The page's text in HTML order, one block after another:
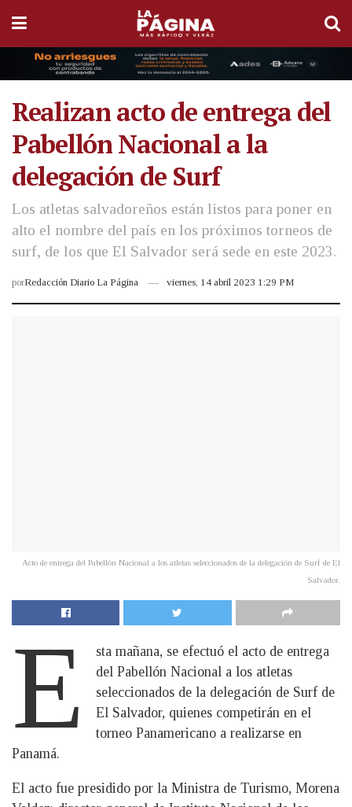
Realizan acto de entrega del
Pabellón Nacional a la
delegación de Surf
Los atletas salvadoreños están listos para poner en
alto el nombre del país en los próximos torneos de
surf, de los que El Salvador será sede en este 2023.
porRedacción Diario La Página viernes, 14 abril 2023 1:29 PM
Acto de entrega del Pabellón Nacional a los atletas seleccionados de la delegación de Surf de El
Salvador.
E
sta mañana, se efectuó el acto de entrega
del Pabellón Nacional a los atletas
seleccionados de la delegación de Surf de
El Salvador, quienes competirán en el
torneo Panamericano a realizarse en
Panamá.
El acto fue presidido por la Ministra de Turismo, Morena